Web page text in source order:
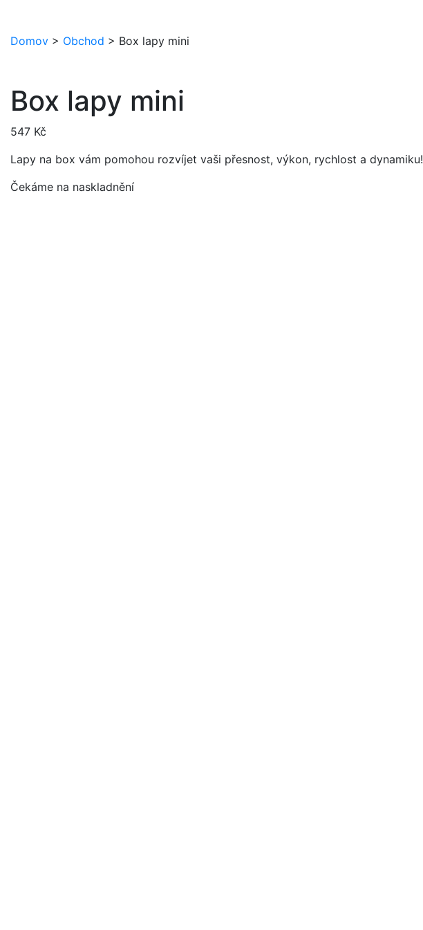
Domov > Obchod > Box lapy mini
Box lapy mini
547 Kč
Lapy na box vám pomohou rozvíjet vaši přesnost, výkon, rychlost a dynamiku!
Čekáme na naskladnění